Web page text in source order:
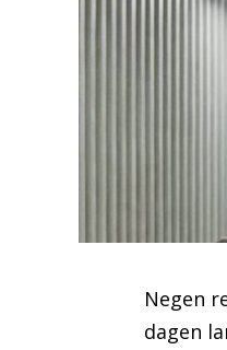
Negen
dagen